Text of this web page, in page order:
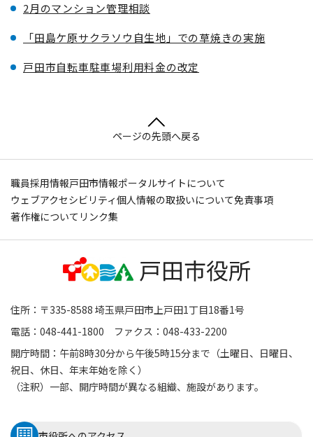
2月のマンション管理相談
「田島ケ原サクラソウ自生地」での草焼きの実施
戸田市自転車駐車場利用料金の改定
ページの先頭へ戻る
職員採用情報戸田市情報ポータルサイトについて
ウェブアクセシビリティ個人情報の取扱いについて免責事項
著作権について リンク集
住所：〒335-8588 埼玉県戸田市上戸田1丁目18番1号
電話：048-441-1800 ファクス：048-433-2200
開庁時間：午前8時30分から午後5時15分まで（土曜日、日曜日、
祝日、休日、年末年始を除く）
（注釈）一部、開庁時間が異なる組織、施設があります。